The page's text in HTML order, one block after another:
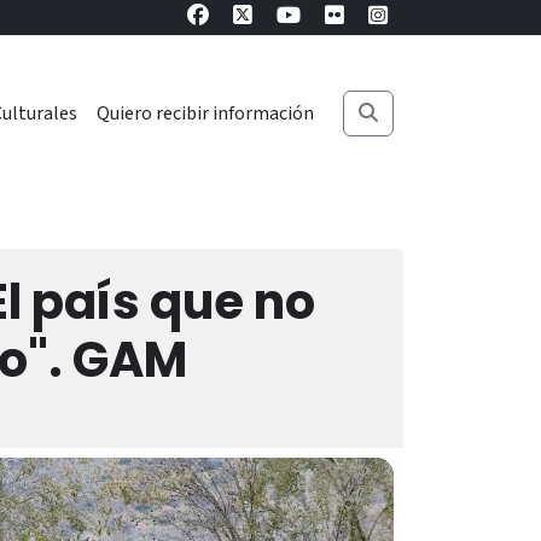
Quiero recibir información
país que no
GAM